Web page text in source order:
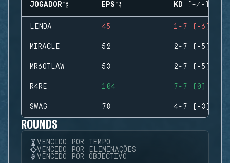
JOGADOR EPS KD (+/-)
LENDA 45 1-7 (-6)
MIRACLE 52 2-7 (-5)
MR6OTLAW 53 2-7 (-5)
R4RE 104 7-7 (0)
SWAG 78 4-7 (-3)
ROUNDS
VENCIDO POR TEMPO
VENCIDO POR ELIMINAÇÕES
VENCIDO POR OBJECTIVO